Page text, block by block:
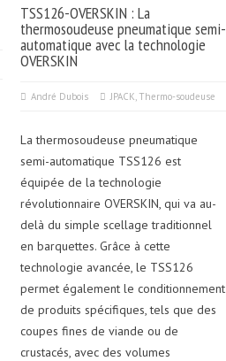
TSS126-OVERSKIN : La
thermosoudeuse pneumatique semi-
automatique avec la technologie
OVERSKIN
André Dubois JPACK, Thermo-soudeuse
La thermosoudeuse pneumatique
semi-automatique TSS126 est
équipée de la technologie
révolutionnaire OVERSKIN, qui va au-
delà du simple scellage traditionnel
en barquettes. Grâce à cette
technologie avancée, le TSS126
permet également le conditionnement
de produits spécifiques, tels que des
coupes fines de viande ou de
crustacés, avec des volumes